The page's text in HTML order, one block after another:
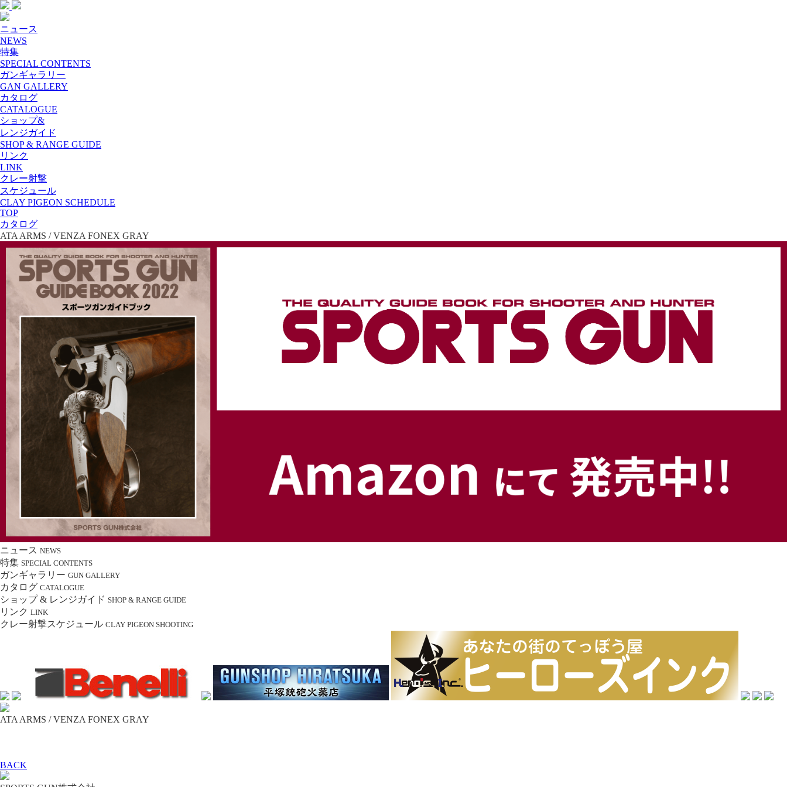
ニュース
NEWS
特集
SPECIAL CONTENTS
ガンギャラリー
GAN GALLERY
カタログ
CATALOGUE
ショップ&
レンジガイド
SHOP & RANGE GUIDE
リンク
LINK
クレー射撃
スケジュール
CLAY PIGEON SCHEDULE
TOP
カタログ
ATA ARMS / VENZA FONEX GRAY
ニュース NEWS
特集 SPECIAL CONTENTS
ガンギャラリー GUN GALLERY
カタログ CATALOGUE
ショップ & レンジガイド SHOP & RANGE GUIDE
リンク LINK
クレー射撃スケジュール CLAY PIGEON SHOOTING
ATA ARMS / VENZA FONEX GRAY
BACK